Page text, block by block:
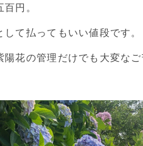
円。
して払ってもいい値段です。
陽花の管理だけでも大変な